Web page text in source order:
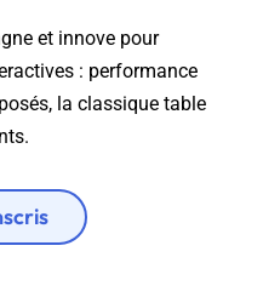
et innove pour
: performance
la classique table